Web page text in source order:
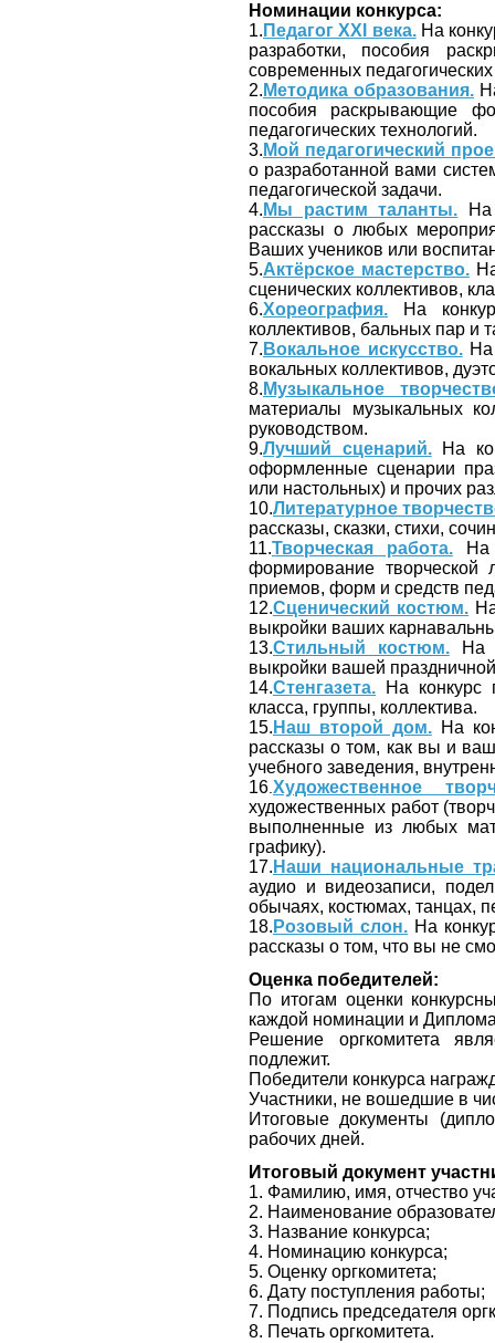
Номинации конкурса:
1. Педагог ХХI века.На
разработки, пособия
современных
2. Методика образования.
пособия раскрывающие
педагогических технологий.
3. Мой педагогический
о разработанной вами
педагогической задачи.
4. Мы растим таланты. На
рассказы о любых
Ваших учеников или
5.Актёрское мастерство.На
сценических коллективов,
6.Хореография. На
коллективов, бальных пар и
7. Вокальное искусство.На
вокальных коллективов,
8. Музыкальное
материалы музыкальных
руководством.
9.Лучший сценарий.На
оформленные сценарии
или настольных) и прочих
10.Литературное
рассказы, сказки, стихи,
11.Творческая работа.На
формирование творческой
приемов, форм и средств
12.Сценический костюм.
выкройки ваших
13.Стильный костюм.На
выкройки вашей
14.Стенгазета. На конкурс
класса, группы, коллектива.
15. Наш второй дом.На
рассказы о том, как вы и
учебного заведения,
16.Художественное
художественных работ
выполненные из любых
графику).
17. Наши национальные
аудио и видеозаписи,
обычаях, костюмах, танцах,
18. Розовый слон. На
рассказы о том, что вы не
Оценка победителей:
По итогам оценки
каждой номинации и
Решение оргкомитета
подлежит.
Победители конкурса
Участники, не вошедшие в
Итоговые документы
рабочих дней.
Итоговый документ
1. Фамилию, имя, отчество
2. Наименование
3. Название конкурса;
4. Номинацию конкурса;
5. Оценку оргкомитета;
6. Дату поступления работы;
7. Подпись председателя
8. Печать оргкомитета.